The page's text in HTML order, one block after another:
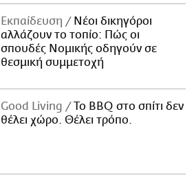
Εκπαίδευση
Νέοι δικηγόροι
αλλάζουν το τοπίο: Πώς οι
σπουδές Νομικής οδηγούν σε
θεσμική συμμετοχή
Good Living
Το BBQ στο σπίτι δεν
θέλει χώρο. Θέλει τρόπο.